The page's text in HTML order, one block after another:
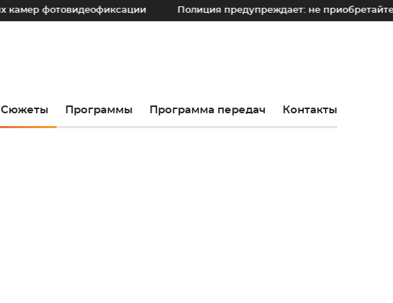
Полиция предупреждает: не приобретайте
Сюжеты Программы Программа передач Контакты